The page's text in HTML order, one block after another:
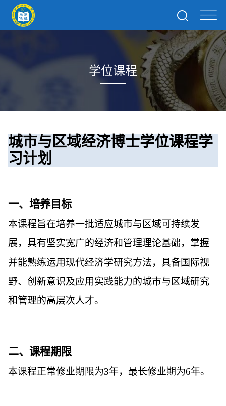
学位课程
城市与区域经济博士学位课程学
习计划
一、培养目标
本课程旨在培养一批适应城市与区域可持续发
展，具有坚实宽广的经济和管理理论基础，掌握
并能熟练运用现代经济学研究方法，具备国际视
野、创新意识及应用实践能力的城市与区域研究
和管理的高层次人才。
二、课程期限
本课程正常修业期限为3年，最长修业期为6年。